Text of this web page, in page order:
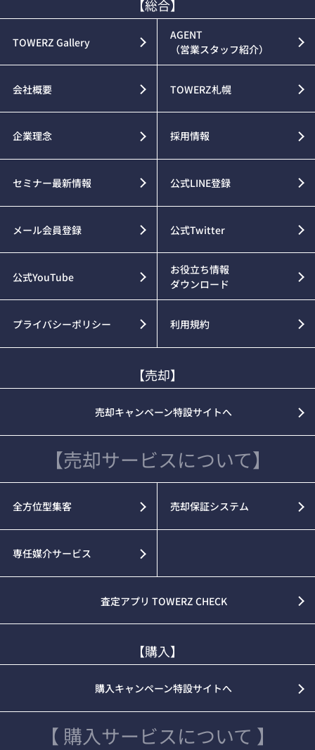
【総合】
TOWERZ Gallery
AGENT
（営業スタッフ紹介）
会社概要 TOWERZ札幌
企業理念 採用情報
セミナー最新情報 公式LINE登録
メール会員登録 公式Twitter
公式YouTube
お役立ち情報
ダウンロード
プライバシーポリシー 利用規約
【売却】
売却キャンペーン特設サイトへ
【売却サービスについて】
全方位型集客 売却保証システム
専任媒介サービス
査定アプリ TOWERZ CHECK
【購入】
購入キャンペーン特設サイトへ
【 購入サービスについて 】